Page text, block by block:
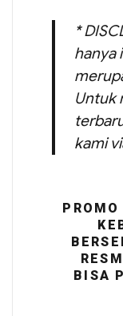
*
hanya
Untuk
kami
BISA